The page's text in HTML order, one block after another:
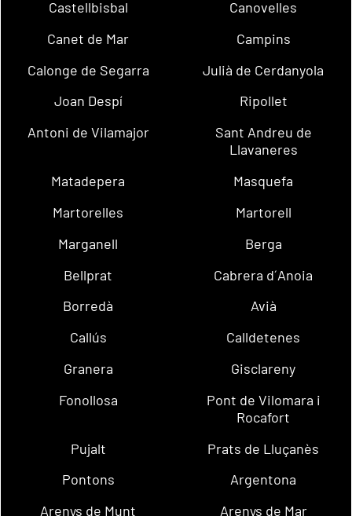
Castellbisbal
Canovelles
Canet de Mar
Campins
Calonge de Segarra
Julià de Cerdanyola
Joan Despí
Ripollet
Antoni de Vilamajor
Sant Andreu de
Llavaneres
Matadepera
Masquefa
Martorelles
Martorell
Marganell
Berga
Bellprat
Cabrera d´Anoia
Borredà
Avià
Callús
Calldetenes
Granera
Gisclareny
Fonollosa
Pont de Vilomara i
Rocafort
Pujalt
Prats de Lluçanès
Pontons
Argentona
Arenys de Munt
Arenys de Mar